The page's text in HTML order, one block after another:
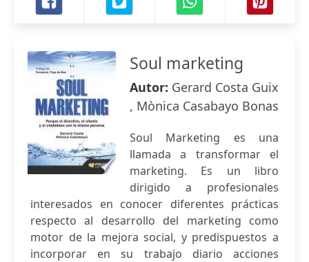
Soul marketing
Autor: Gerard Costa Guix
, Mònica Casabayo Bonas
Soul Marketing es una
llamada a transformar el
marketing. Es un libro
dirigido a profesionales
interesados en conocer diferentes prácticas
respecto al desarrollo del marketing como
motor de la mejora social, y predispuestos a
incorporar en su trabajo diario acciones